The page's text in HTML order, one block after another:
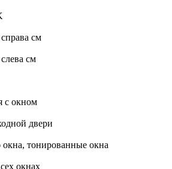
см
см
с окном
двери
тонированные окна
окнах